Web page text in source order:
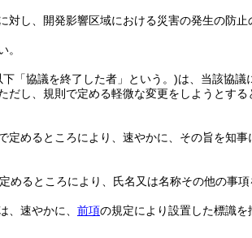
し、開発影響区域における災害の発生の防
。
下「協議を終了した者」という。)は、当該協議
だし、規則で定める軽微な変更をしようとす
定めるところにより、速やかに、その旨を知
るところにより、氏名又は名称その他の事
速やかに、 前項の規定により設置した標識